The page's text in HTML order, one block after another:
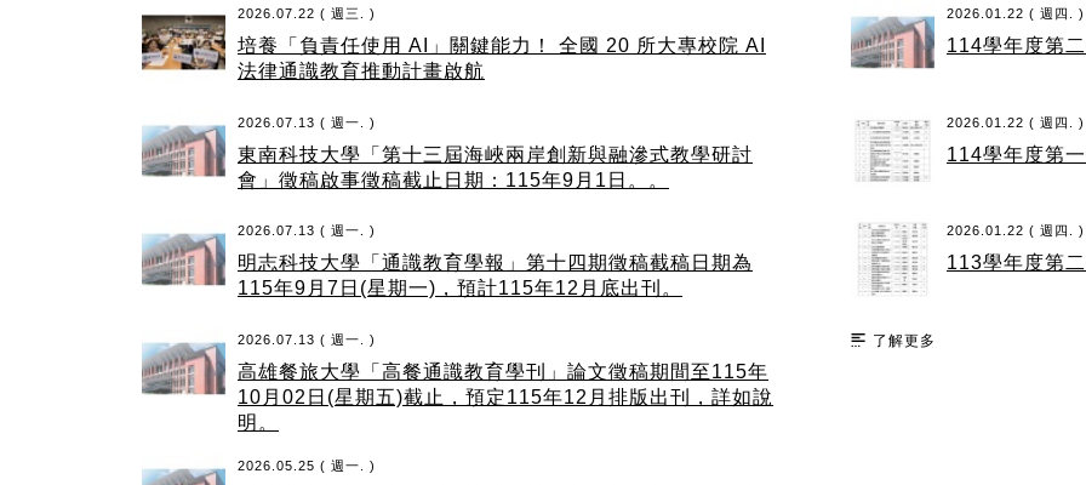
2026.07.22 ( 週三. )
培養「負責任使用 AI」關鍵能力！ 全國 20 所大專校院 AI
法律通識教育推動計畫啟航
2026.07.13 ( 週一. )
東南科技大學「第十三屆海峽兩岸創新與融滲式教學研討
會」徵稿啟事徵稿截止日期：115年9月1日。。
2026.07.13 ( 週一. )
明志科技大學「通識教育學報」第十四期徵稿截稿日期為
115年9月7日(星期一)，預計115年12月底出刊。
2026.07.13 ( 週一. )
高雄餐旅大學「高餐通識教育學刊」論文徵稿期間至115年
10月02日(星期五)截止，預定115年12月排版出刊，詳如說
明。
2026.05.25 ( 週一. )
2026.01.22 ( 週四. )
114學年度第
2026.01.22 ( 週四. )
114學年度第
2026.01.22 ( 週四. )
113學年度第
了解更多